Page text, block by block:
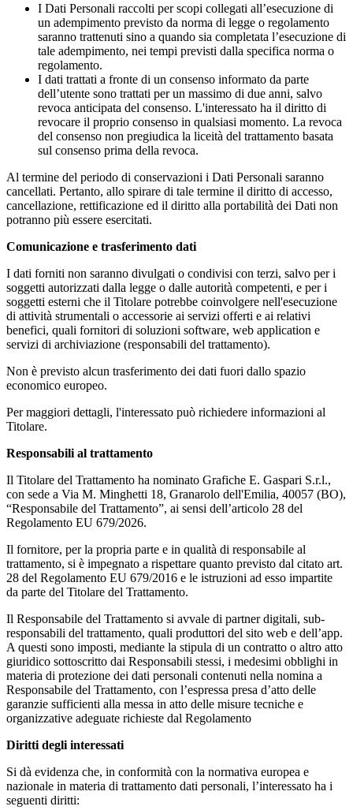
I Dati Personali raccolti per scopi collegati all’esecuzione di
un adempimento previsto da norma di legge o regolamento
saranno trattenuti sino a quando sia completata l’esecuzione di
tale adempimento, nei tempi previsti dalla specifica norma o
regolamento.
I dati trattati a fronte di un consenso informato da parte
dell’utente sono trattati per un massimo di due anni, salvo
revoca anticipata del consenso. L'interessato ha il diritto di
revocare il proprio consenso in qualsiasi momento. La revoca
del consenso non pregiudica la liceità del trattamento basata
sul consenso prima della revoca.
Al termine del periodo di conservazioni i Dati Personali saranno
cancellati. Pertanto, allo spirare di tale termine il diritto di accesso,
cancellazione, rettificazione ed il diritto alla portabilità dei Dati non
potranno più essere esercitati.
Comunicazione e trasferimento dati
I dati forniti non saranno divulgati o condivisi con terzi, salvo per i
soggetti autorizzati dalla legge o dalle autorità competenti, e per i
soggetti esterni che il Titolare potrebbe coinvolgere nell'esecuzione
di attività strumentali o accessorie ai servizi offerti e ai relativi
benefici, quali fornitori di soluzioni software, web application e
servizi di archiviazione (responsabili del trattamento).
Non è previsto alcun trasferimento dei dati fuori dallo spazio
economico europeo.
Per maggiori dettagli, l'interessato può richiedere informazioni al
Titolare.
Responsabili al trattamento
Il Titolare del Trattamento ha nominato Grafiche E. Gaspari S.r.l.,
con sede a Via M. Minghetti 18, Granarolo dell'Emilia, 40057 (BO),
“Responsabile del Trattamento”, ai sensi dell’articolo 28 del
Regolamento EU 679/2026.
Il fornitore, per la propria parte e in qualità di responsabile al
trattamento, si è impegnato a rispettare quanto previsto dal citato art.
28 del Regolamento EU 679/2016 e le istruzioni ad esso impartite
da parte del Titolare del Trattamento.
Il Responsabile del Trattamento si avvale di partner digitali, sub-
responsabili del trattamento, quali produttori del sito web e dell’app.
A questi sono imposti, mediante la stipula di un contratto o altro atto
giuridico sottoscritto dai Responsabili stessi, i medesimi obblighi in
materia di protezione dei dati personali contenuti nella nomina a
Responsabile del Trattamento, con l’espressa presa d’atto delle
garanzie sufficienti alla messa in atto delle misure tecniche e
organizzative adeguate richieste dal Regolamento
Diritti degli interessati
Si dà evidenza che, in conformità con la normativa europea e
nazionale in materia di trattamento dati personali, l’interessato ha i
seguenti diritti: